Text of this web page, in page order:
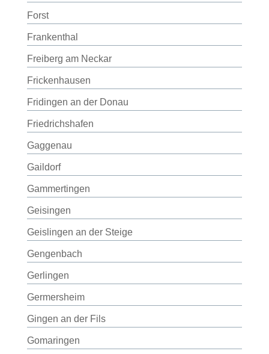
Forst
Frankenthal
Freiberg am Neckar
Frickenhausen
Fridingen an der Donau
Friedrichshafen
Gaggenau
Gaildorf
Gammertingen
Geisingen
Geislingen an der Steige
Gengenbach
Gerlingen
Germersheim
Gingen an der Fils
Gomaringen